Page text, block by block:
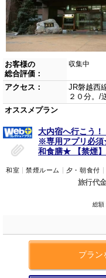
お客様の
総合評価：
収集中
アクセス：
JR磐越西
２０分。/
オススメプラン
大内宿へ行こう
※専用アプリ必須
和食膳★ 【禁煙
和室 禁煙ルーム 夕・朝食付
旅行代金
総額
プラン